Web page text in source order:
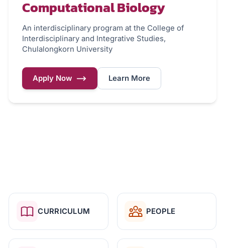
Computational Biology
An interdisciplinary program at the College of
Interdisciplinary and Integrative Studies,
Chulalongkorn University
Apply Now Learn More
CURRICULUM PEOPLE